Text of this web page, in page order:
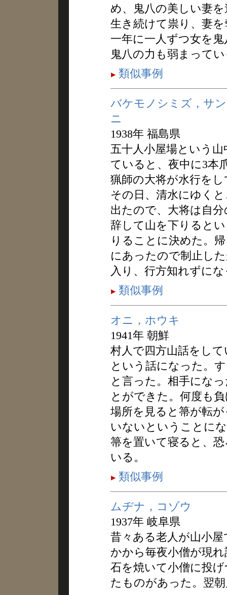
め、鬼八の美しい妻
生き続けて祟り、妻
一年に一人ずつ女を
鬼八の力も弱まって
類似事例
バケモノシミズ，サ
ニ
1938年 福島県
五十人小屋場という
ていると、夜中に3本
猟師の大将が水行を
その日、清水にゆく
出たので、大将は自
辞して山を下りると
りることに決めた。
にあったので制止し
入り、行方知れずに
類似事例
オニ，ホウキ
1941年 朝鮮
村人で四方山話をし
という話になった。
と言った。相手にな
とができた。何度も
場所を見ると箒が転
いないということに
箒を置いて寝ると、
いる。
類似事例
ムヂナ，コゾウ
1937年 岐阜県
昔々ある老人が山小
かから毎夜小僧が現
石を焼いて小僧に投
たものがあった。翌